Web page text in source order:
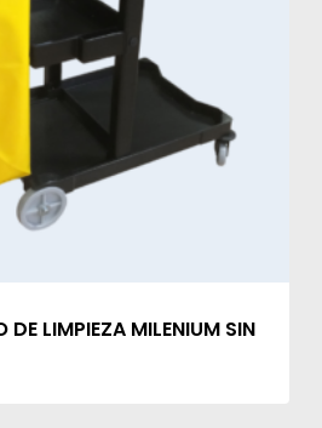
DE LIMPIEZA MILENIUM SIN